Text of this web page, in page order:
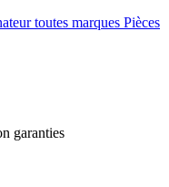
toutes marques Pièces
garanties